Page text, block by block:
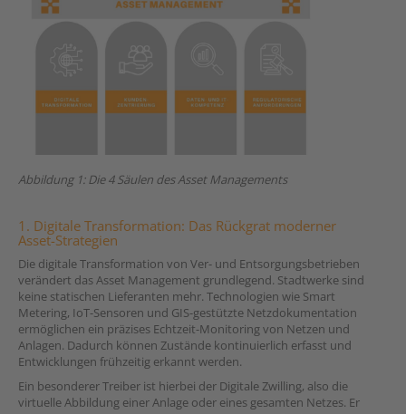
Abbildung 1: Die 4 Säulen des Asset Managements
1. Digitale Transformation: Das Rückgrat moderner
Asset-Strategien
Die digitale Transformation von Ver- und Entsorgungsbetrieben
verändert das Asset Management grundlegend. Stadtwerke sind
keine statischen Lieferanten mehr. Technologien wie Smart
Metering, IoT-Sensoren und GIS-gestützte Netzdokumentation
ermöglichen ein präzises Echtzeit-Monitoring von Netzen und
Anlagen. Dadurch können Zustände kontinuierlich erfasst und
Entwicklungen frühzeitig erkannt werden.
Ein besonderer Treiber ist hierbei der Digitale Zwilling, also die
virtuelle Abbildung einer Anlage oder eines gesamten Netzes. Er